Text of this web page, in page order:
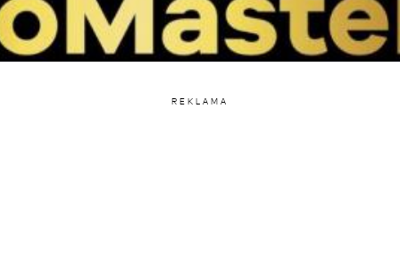
REKLAMA